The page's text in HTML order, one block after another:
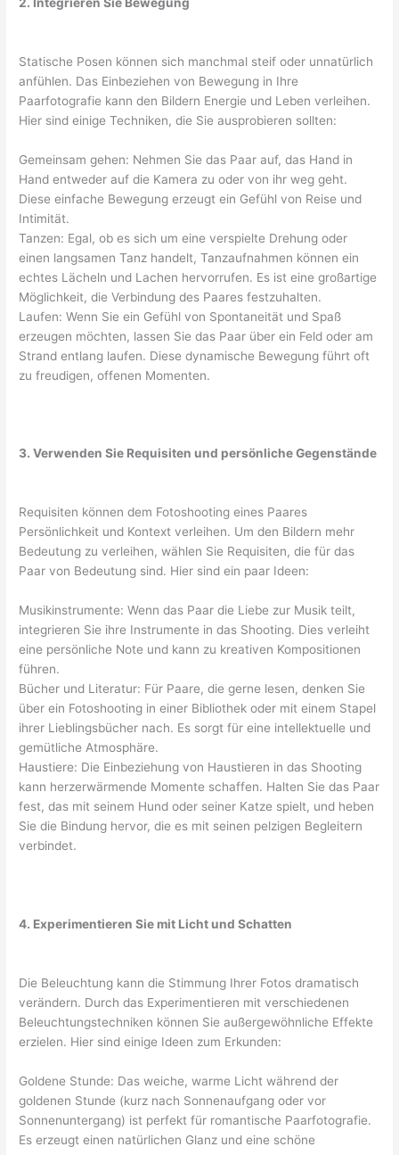
Statische Posen können sich manchmal steif oder unnatürlich
anfühlen. Das Einbeziehen von Bewegung in Ihre
Paarfotografie kann den Bildern Energie und Leben verleihen.
Hier sind einige Techniken, die Sie ausprobieren sollten:
Gemeinsam gehen: Nehmen Sie das Paar auf, das Hand in
Hand entweder auf die Kamera zu oder von ihr weg geht.
Diese einfache Bewegung erzeugt ein Gefühl von Reise und
Intimität.
Tanzen: Egal, ob es sich um eine verspielte Drehung oder
einen langsamen Tanz handelt, Tanzaufnahmen können ein
echtes Lächeln und Lachen hervorrufen. Es ist eine großartige
Möglichkeit, die Verbindung des Paares festzuhalten.
Laufen: Wenn Sie ein Gefühl von Spontaneität und Spaß
erzeugen möchten, lassen Sie das Paar über ein Feld oder am
Strand entlang laufen. Diese dynamische Bewegung führt oft
zu freudigen, offenen Momenten.
3. Verwenden Sie Requisiten und persönliche Gegenstände
Requisiten können dem Fotoshooting eines Paares
Persönlichkeit und Kontext verleihen. Um den Bildern mehr
Bedeutung zu verleihen, wählen Sie Requisiten, die für das
Paar von Bedeutung sind. Hier sind ein paar Ideen:
Musikinstrumente: Wenn das Paar die Liebe zur Musik teilt,
integrieren Sie ihre Instrumente in das Shooting. Dies verleiht
eine persönliche Note und kann zu kreativen Kompositionen
führen.
Bücher und Literatur: Für Paare, die gerne lesen, denken Sie
über ein Fotoshooting in einer Bibliothek oder mit einem Stapel
ihrer Lieblingsbücher nach. Es sorgt für eine intellektuelle und
gemütliche Atmosphäre.
Haustiere: Die Einbeziehung von Haustieren in das Shooting
kann herzerwärmende Momente schaffen. Halten Sie das Paar
fest, das mit seinem Hund oder seiner Katze spielt, und heben
Sie die Bindung hervor, die es mit seinen pelzigen Begleitern
verbindet.
4. Experimentieren Sie mit Licht und Schatten
Die Beleuchtung kann die Stimmung Ihrer Fotos dramatisch
verändern. Durch das Experimentieren mit verschiedenen
Beleuchtungstechniken können Sie außergewöhnliche Effekte
erzielen. Hier sind einige Ideen zum Erkunden:
Goldene Stunde: Das weiche, warme Licht während der
goldenen Stunde (kurz nach Sonnenaufgang oder vor
Sonnenuntergang) ist perfekt für romantische Paarfotografie.
Es erzeugt einen natürlichen Glanz und eine schöne